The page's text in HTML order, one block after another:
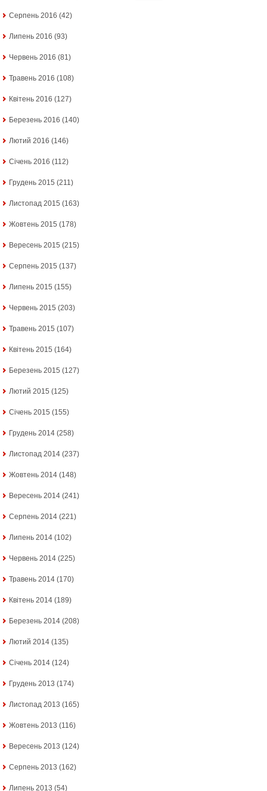
Серпень 2016 (42)
Липень 2016 (93)
Червень 2016 (81)
Травень 2016 (108)
Квітень 2016 (127)
Березень 2016 (140)
Лютий 2016 (146)
Січень 2016 (112)
Грудень 2015 (211)
Листопад 2015 (163)
Жовтень 2015 (178)
Вересень 2015 (215)
Серпень 2015 (137)
Липень 2015 (155)
Червень 2015 (203)
Травень 2015 (107)
Квітень 2015 (164)
Березень 2015 (127)
Лютий 2015 (125)
Січень 2015 (155)
Грудень 2014 (258)
Листопад 2014 (237)
Жовтень 2014 (148)
Вересень 2014 (241)
Серпень 2014 (221)
Липень 2014 (102)
Червень 2014 (225)
Травень 2014 (170)
Квітень 2014 (189)
Березень 2014 (208)
Лютий 2014 (135)
Січень 2014 (124)
Грудень 2013 (174)
Листопад 2013 (165)
Жовтень 2013 (116)
Вересень 2013 (124)
Серпень 2013 (162)
Липень 2013 (54)